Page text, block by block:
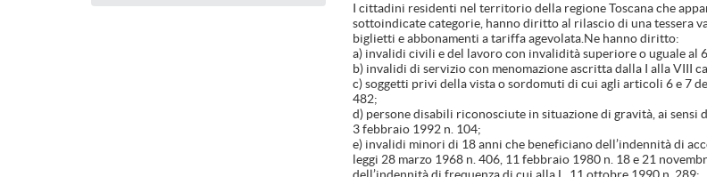
I cittadini residenti nel territorio della regione Toscana che
sottoindicate categorie, hanno diritto al rilascio di una tessera
biglietti e abbonamenti a tariffa agevolata.Ne hanno diritto:
a) invalidi civili e del lavoro con invalidità superiore o uguale al
b) invalidi di servizio con menomazione ascritta dalla I alla VIII
c) soggetti privi della vista o sordomuti di cui agli articoli 6 e 7
482;
d) persone disabili riconosciute in situazione di gravità, ai sensi
3 febbraio 1992 n. 104;
e) invalidi minori di 18 anni che beneficiano dell’indennità di
leggi 28 marzo 1968 n. 406, 11 febbraio 1980 n. 18 e 21